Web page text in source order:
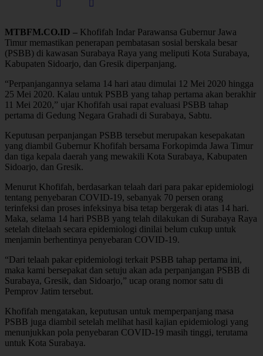
MTBFM.CO.ID – Khofifah Indar Parawansa Gubernur Jawa
Timur memastikan penerapan pembatasan sosial berskala besar
(PSBB) di kawasan Surabaya Raya yang meliputi Kota Surabaya,
Kabupaten Sidoarjo, dan Gresik diperpanjang.
“Perpanjangannya selama 14 hari atau dimulai 12 Mei 2020 hingga
25 Mei 2020. Kalau untuk PSBB yang tahap pertama akan berakhir
11 Mei 2020,” ujar Khofifah usai rapat evaluasi PSBB tahap
pertama di Gedung Negara Grahadi di Surabaya, Sabtu.
Keputusan perpanjangan PSBB tersebut merupakan kesepakatan
yang diambil Gubernur Khofifah bersama Forkopimda Jawa Timur
dan tiga kepala daerah yang mewakili Kota Surabaya, Kabupaten
Sidoarjo, dan Gresik.
Menurut Khofifah, berdasarkan telaah dari para pakar epidemiologi
tentang penyebaran COVID-19, sebanyak 70 persen orang
terinfeksi dan proses infeksinya bisa tetap bergerak di atas 14 hari.
Maka, selama 14 hari PSBB yang telah dilakukan di Surabaya Raya
setelah ditelaah secara epidemiologi dinilai belum cukup untuk
menjamin berhentinya penyebaran COVID-19.
“Dari telaah pakar epidemiologi terkait PSBB tahap pertama ini,
maka kami bersepakat dan setuju akan ada perpanjangan PSBB di
Surabaya, Gresik, dan Sidoarjo,” ucap orang nomor satu di
Pemprov Jatim tersebut.
Khofifah mengatakan, keputusan untuk memperpanjang masa
PSBB juga diambil setelah melihat hasil kajian epidemiologi yang
menunjukkan pola penyebaran COVID-19 masih tinggi, terutama
untuk Kota Surabaya.